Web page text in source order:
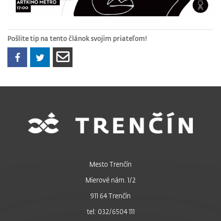
Pošlite tip na tento článok svojim priateľom!
Mesto Trenčín
Mierové nám. 1/2
911 64 Trenčín
tel: 032/6504 111